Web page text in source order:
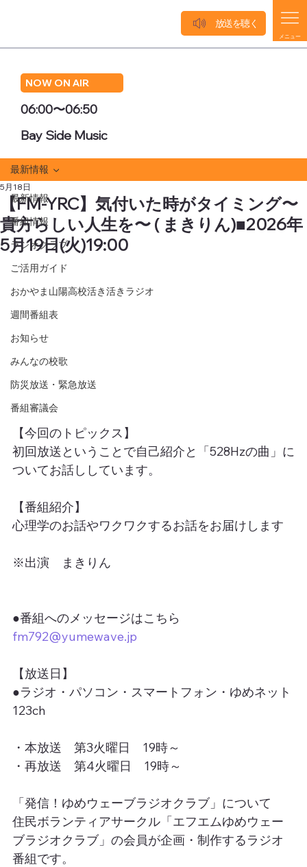
NOW ON AIR
06:00〜06:50
Bay Side Music
メニュー
放送を聴く
最新情報
番組情報
ラジオクラブ
ご活用ガイド
おかやま山陽高校活き活きラジオ
週間番組表
お知らせ
みんなの校歌
防災放送・緊急放送
番組審議会
最新情報
【FM-YRC】気付いた時がタイミング〜
貴方らしい人生を〜 ( まきりん)■2026年
5月19日(火)19:00
5月18日
【今回のトピックス】
初回放送ということで自己紹介と「528Hzの曲」に
ついてお話ししています。
【番組紹介】
心理学のお話やワクワクするお話をお届けします
※出演　まきりん
●番組へのメッセージはこちら
fm792@yumewave.jp
【放送日】
●ラジオ・パソコン・スマートフォン・ゆめネット
123ch
・本放送　第3火曜日　19時～
・再放送　第4火曜日　19時～
「発信！ゆめウェーブラジオクラブ」について
住民ボランティアサークル「エフエムゆめウェー
ブラジオクラブ」の会員が企画・制作するラジオ
番組です。